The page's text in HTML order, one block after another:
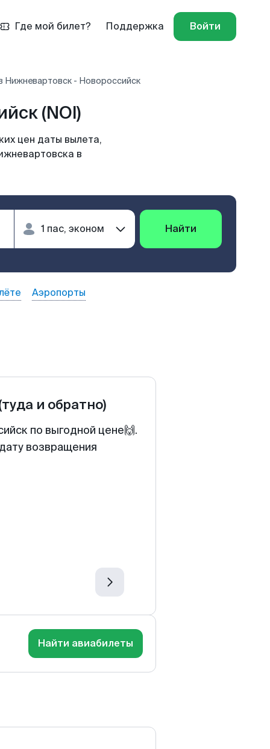
Где мой билет? Поддержка Войти
Нижневартовск - Новороссийск
(NOI)
цен даты вылета,
в
Найти
Аэропорты
и обратно)
по выгодной цене🙌.
возвращения
Найти авиабилеты